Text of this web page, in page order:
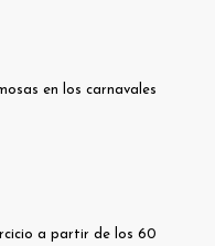
en los carnavales
a partir de los 60